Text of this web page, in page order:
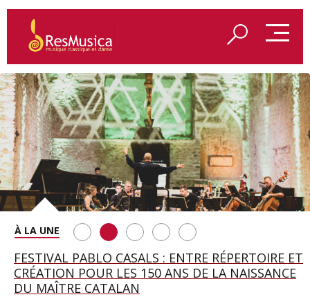
SAINT FRANÇOIS D’ASSISE À SALZBOURG, UNE
SOIRÉE IMMENSE PORTÉE PAR ROMEO
CASTELLUCCI ET MAXIME PASCAL
FESTIVAL PABLO CASALS : ENTRE RÉPERTOIRE ET
CRÉATION POUR LES 150 ANS DE LA NAISSANCE
DU MAÎTRE CATALAN
A BAYREUTH, LE 150E ANNIVERSAIRE DU RING
WAGNÉRIEN GÉNÉRÉ PAR L’IA
BETSY JOLAS FÊTE SON CENTIÈME
ANNIVERSAIRE
GEORGE BENJAMIN : « MES PARENTS AVAIENT
CETTE EXIGENCE DE L’OBJET CISELÉ »